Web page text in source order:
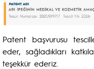
Patent başvurusu
eder, sağladıkları
teşekkür ederiz.